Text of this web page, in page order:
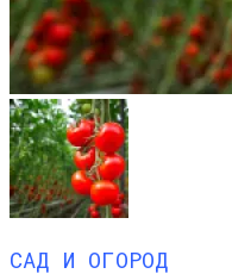
САД И ОГОРОД